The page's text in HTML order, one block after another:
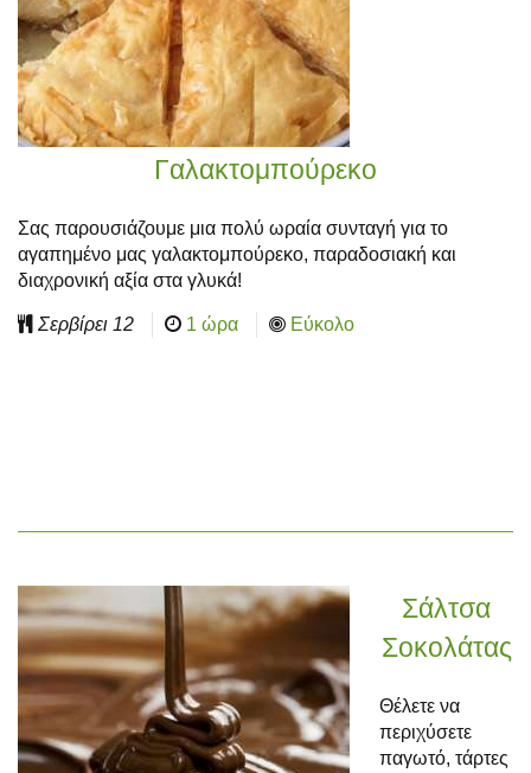
Γαλακτομπούρεκο
Σας παρουσιάζουμε μια πολύ ωραία συνταγή για το
αγαπημένο μας γαλακτομπούρεκο, παραδοσιακή και
διαχρονική αξία στα γλυκά!
Σερβίρει 12 1 ώρα Εύκολο
Σάλτσα
Σοκολάτας
Θέλετε να
περιχύσετε
παγωτό, τάρτες